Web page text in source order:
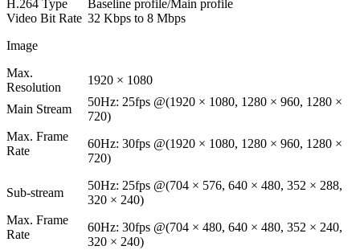
H.264 Type
Baseline profile/Main profile
Video Bit Rate 32 Kbps to 8 Mbps
Image
Max.
Resolution
1920 × 1080
Main Stream
Max. Frame
Rate
50Hz: 25fps @(1920 × 1080, 1280 × 960, 1280 ×
720)
60Hz: 30fps @(1920 × 1080, 1280 × 960, 1280 ×
720)
Sub-stream
Max. Frame
Rate
50Hz: 25fps @(704 × 576, 640 × 480, 352 × 288,
320 × 240)
60Hz: 30fps @(704 × 480, 640 × 480, 352 × 240,
320 × 240)